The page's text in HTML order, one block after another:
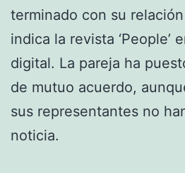
terminado con su
indica la revista ‘People’
digital. La pareja ha
de mutuo acuerdo,
sus representantes no
noticia.